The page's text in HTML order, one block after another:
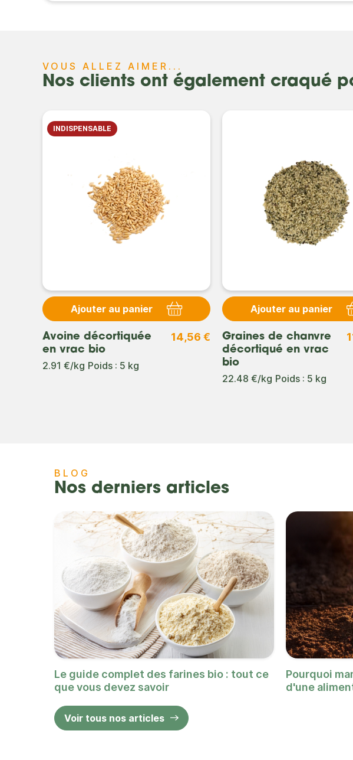
VOUS ALLEZ AIMER...
Nos clients ont également craqué
INDISPENSABLE
Ajouter au panier
Avoine décortiquée
en vrac bio
14,56 €
2.91 €/kg Poids : 5 kg
Ajouter au panier
Graines de chanvre
décortiqué en vrac
bio
22.48 €/kg Poids : 5 kg
BLOG
Nos derniers articles
Le guide complet des farines bio : tout ce
que vous devez savoir
Pourquoi
d'une
Voir tous nos articles